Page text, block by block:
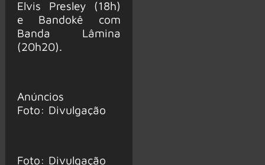
Elvis Presley (18h)
e Bandokê com
Banda Lâmina
(20h20).
Anúncios
Foto: Divulgação
Foto: Divulgação